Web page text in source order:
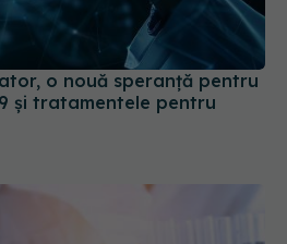
o nouă speranță pentru
și tratamentele pentru